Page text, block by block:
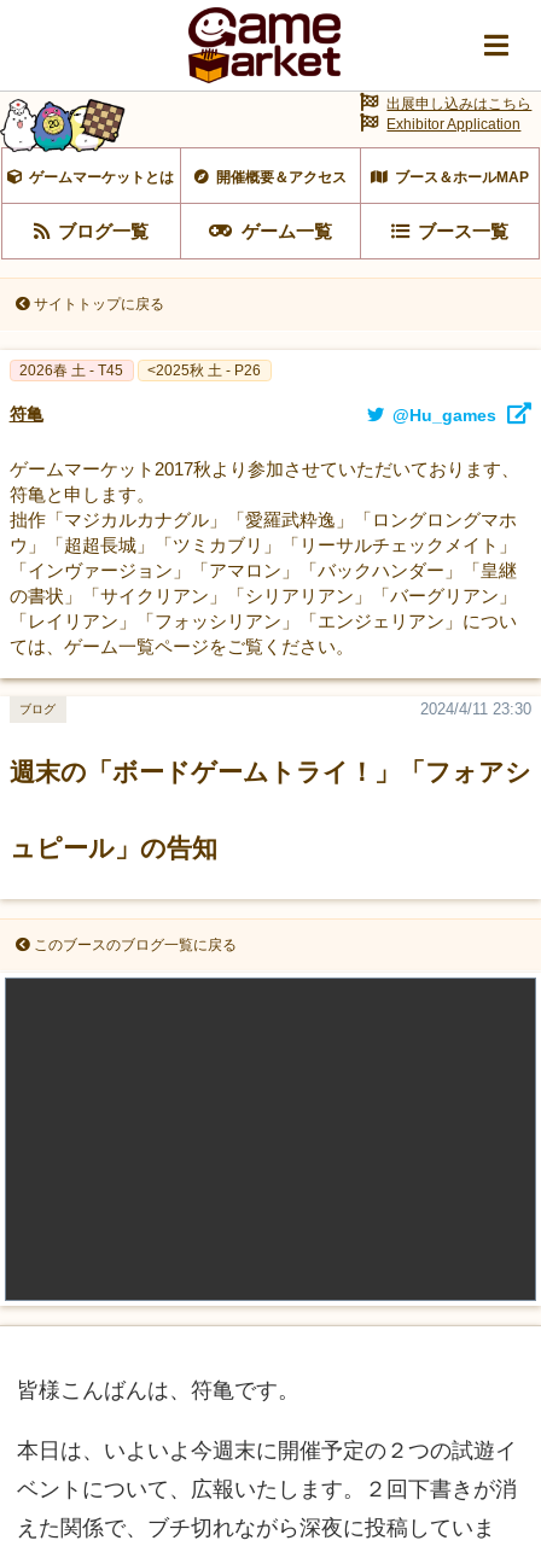
ゲームマーケットとは 開催概要＆アクセス ブース＆ホールMAP
ブログ一覧 ゲーム一覧 ブース一覧
出展申し込みはこちら
Exhibitor Application
サイトトップに戻る
2026春 土 - T45 <2025秋 土 - P26
符亀 @Hu_games
ゲームマーケット2017秋より参加させていただいております、
符亀と申します。
拙作「マジカルカナグル」「愛羅武粋逸」「ロングロングマホ
ウ」「超超長城」「ツミカブリ」「リーサルチェックメイト」
「インヴァージョン」「アマロン」「バックハンダー」「皇継
の書状」「サイクリアン」「シリアリアン」「バーグリアン」
「レイリアン」「フォッシリアン」「エンジェリアン」につい
ては、ゲーム一覧ページをご覧ください。
週末の「ボードゲームトライ！」「フォアシ
ュピール」の告知
2024/4/11 23:30
ブログ
このブースのブログ一覧に戻る
皆様こんばんは、符亀です。
本日は、いよいよ今週末に開催予定の２つの試遊イ
ベントについて、広報いたします。２回下書きが消
えた関係で、ブチ切れながら深夜に投稿していま